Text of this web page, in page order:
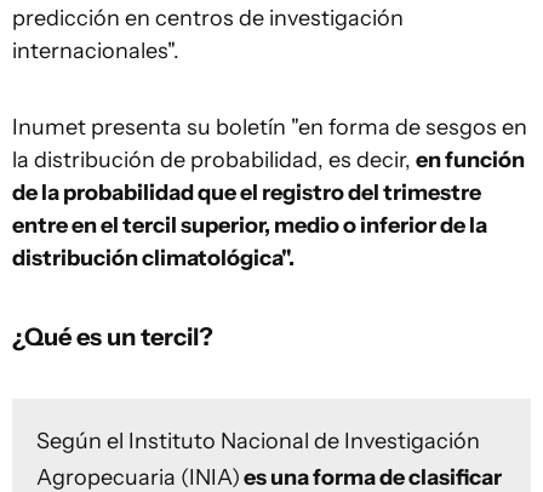
predicción en centros de investigación
internacionales".
Inumet presenta su boletín "en forma de sesgos en
la distribución de probabilidad, es decir, en función
de la probabilidad que el registro del trimestre
entre en el tercil superior, medio o inferior de la
distribución climatológica".
¿Qué es un tercil?
Según el Instituto Nacional de Investigación
Agropecuaria (INIA)es una forma de clasificar